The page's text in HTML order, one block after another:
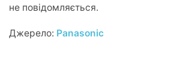
не повідомляється.
Джерело: Panasonic